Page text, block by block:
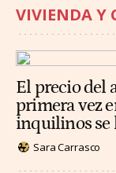
VIVIENDA Y
El precio del
primera vez
inquilinos se
Sara Carrasco